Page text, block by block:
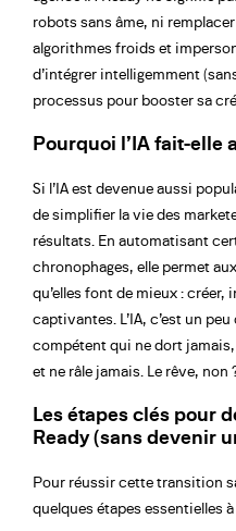
robots sans âme, ni
algorithmes froids et
d’intégrer intelligemment
processus pour booster sa
Pourquoi l’IA fait-elle
Si l’IA est devenue aussi
de simplifier la vie des
résultats. En automatisant
chronophages, elle permet
qu’elles font de mieux :
captivantes. L’IA, c’est un
compétent qui ne dort
et ne râle jamais. Le rêve, non
Les étapes clés pour
Ready (sans devenir
Pour réussir cette transition
quelques étapes essentielles